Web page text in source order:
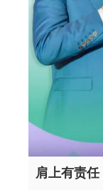
肩上有责任